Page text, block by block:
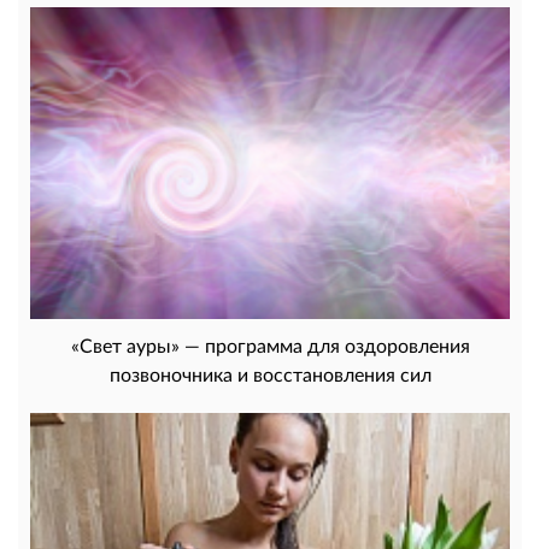
«Свет ауры» — программа для оздоровления
позвоночника и восстановления сил